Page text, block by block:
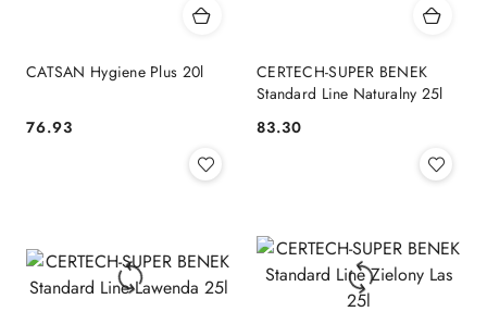
CATSAN Hygiene Plus 20l
Cena:
76.93
CERTECH-SUPER BENEK
Standard Line Naturalny 25l
Cena:
83.30